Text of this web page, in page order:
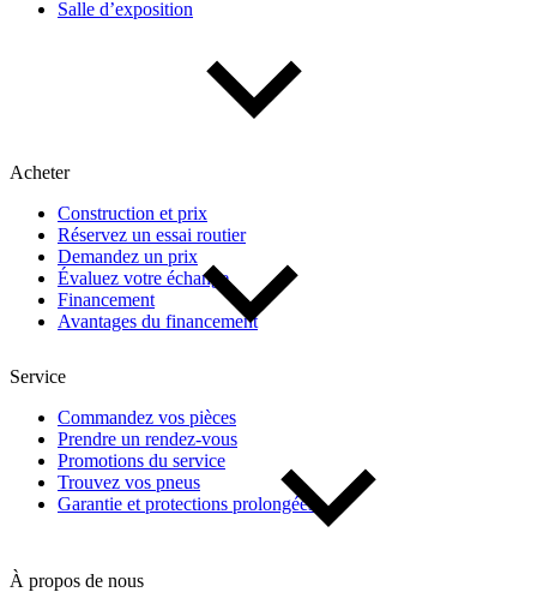
Compactes & berlines
Année
De 2000 à 2027
Prix
De 5 000 $ à 100 000 $
Paiement hebdo
Salle d’exposition
Acheter
Construction et prix
Réservez un essai routier
Demandez un prix
Évaluez votre échange
Financement
Avantages du financement
Service
Commandez vos pièces
Prendre un rendez-vous
Promotions du service
Trouvez vos pneus
Garantie et protections prolongées
À propos de nous